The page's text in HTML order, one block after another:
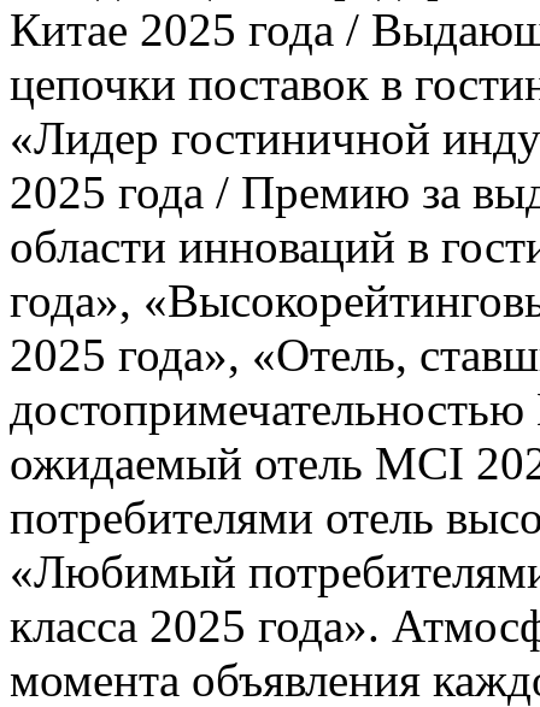
Китае 2025 года /
цепочки поставок в
«Лидер гостиничной
2025 года / Премию за
области инноваций в
года»,
2025 года», «Отель,
ожидаемый отель MCI
потребителями отель
«Любимый
класса 2025 года».
момента объявления